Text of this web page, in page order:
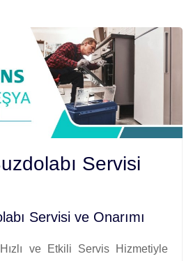
Servisi
Servisi ve Onarımı
ve Etkili Servis Hizmetiyle